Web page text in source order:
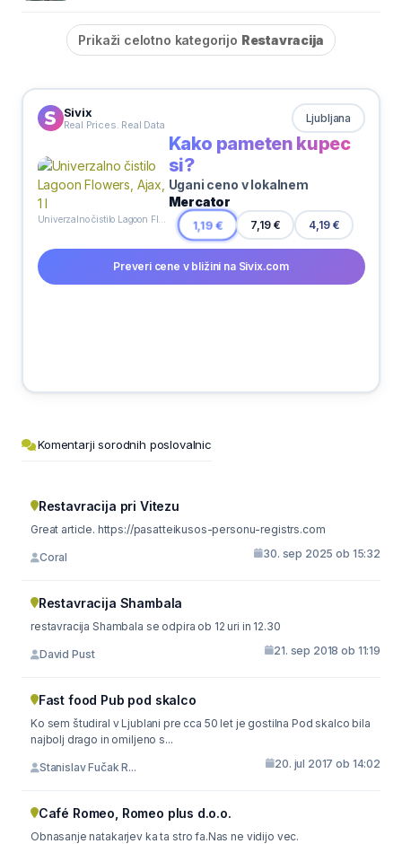
Prikaži celotno kategorijo Restavracija
Sivix
Real Prices. Real Data Ljubljana
Kako pameten kupec
si?
Ugani ceno v lokalnem
Mercator
1,19 € 7,19 € 4,19 €
Preveri cene v bližini na Sivix.com
Komentarji sorodnih poslovalnic
Restavracija pri Vitezu
Great article. https://pasatteikusos-personu-registrs.com
Coral 30. sep 2025 ob 15:32
Restavracija Shambala
restavracija Shambala se odpira ob 12 uri in 12.30
David Pust 21. sep 2018 ob 11:19
Fast food Pub pod skalco
Ko sem študiral v Ljublani pre cca 50 let je gostilna Pod skalco bila
najbolj drago in omiljeno s...
Stanislav Fučak R... 20. jul 2017 ob 14:02
Café Romeo, Romeo plus d.o.o.
Obnasanje natakarjev ka ta stro fa.Nas ne vidijo vec.